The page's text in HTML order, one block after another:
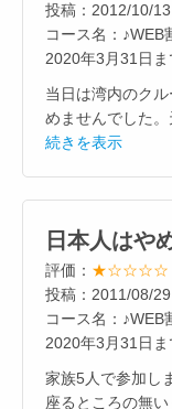
投稿：2012/10/
コース名：
2020年3月31日ま
当日は湾内のク
めませんでした。
続きを表示
日本人はや
評価： ★☆☆☆☆（
投稿：2011/08/
コース名：
2020年3月31日ま
家族5人で参加し
座るところの無